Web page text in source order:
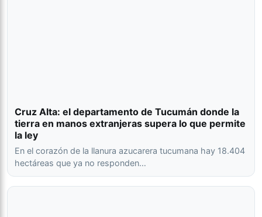
Cruz Alta: el departamento de Tucumán donde la
tierra en manos extranjeras supera lo que permite
la ley
En el corazón de la llanura azucarera tucumana hay 18.404
hectáreas que ya no responden…